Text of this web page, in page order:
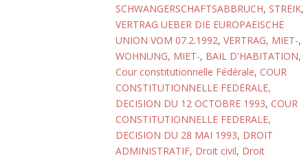
SCHWANGERSCHAFTSABBRUCH, STREIK,
VERTRAG UEBER DIE EUROPAEISCHE
UNION VOM 07.2.1992, VERTRAG, MIET-,
WOHNUNG, MIET-, BAIL D'HABITATION,
Cour constitutionnelle Fédérale, COUR
CONSTITUTIONNELLE FEDERALE,
DECISION DU 12 OCTOBRE 1993, COUR
CONSTITUTIONNELLE FEDERALE,
DECISION DU 28 MAI 1993, DROIT
ADMINISTRATIF, Droit civil, Droit